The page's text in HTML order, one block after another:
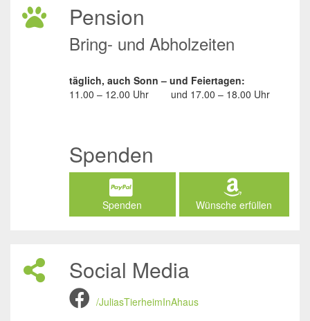
Pension
Bring- und Abholzeiten
täglich, auch Sonn – und Feiertagen:
11.00 – 12.00 Uhr
und 17.00 – 18.00 Uhr
Spenden
Spenden Wünsche erfüllen
Social Media
/JuliasTierheimInAhaus